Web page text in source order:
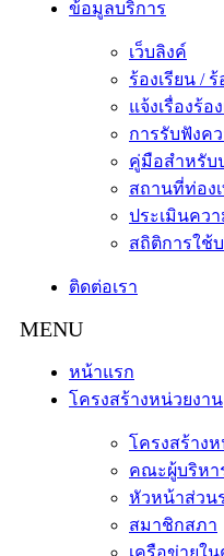
ข้อมูลบริการ
เว็บลิงค์
ร้องเรียน /
แจ้งเรื่องร้
การรับฟังค
คู่มือสำหรับ
สถานที่ท่อง
ประเมินคว
สถิติการใช้
ติดต่อเรา
หน้าแรก
โครงสร้างหน่วยงาน
โครงสร้าง
คณะผู้บริหา
หัวหน้าส่วน
สมาชิกสภา
เครือข่ายใ